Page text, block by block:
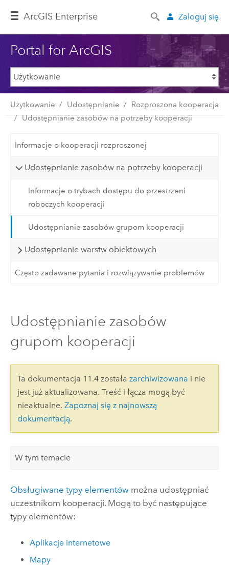
ArcGIS Enterprise Zaloguj się
Portal for ArcGIS
Użytkowanie Udostępnianie
Rozproszona kooperacja
Udostępnianie zasobów na potrzeby kooperacji
Informacje o kooperacji rozproszonej
Udostępnianie zasobów na potrzeby kooperacji
Informacje o trybach dostępu do przestrzeni
roboczych kooperacji
Udostępnianie zasobów grupom kooperacji
Udostępnianie warstw obiektowych
Często zadawane pytania i rozwiązywanie problemów
Udostępnianie zasobów
grupom kooperacji
Ta dokumentacja 11.4 została zarchiwizowana i nie
jest już aktualizowana. Treść i łącza mogą być
nieaktualne. Zapoznaj się z najnowszą
dokumentacją.
W tym temacie
Obsługiwane typy elementów można udostępniać
uczestnikom kooperacji. Mogą to być następujące
typy elementów:
Aplikacje internetowe
Mapy